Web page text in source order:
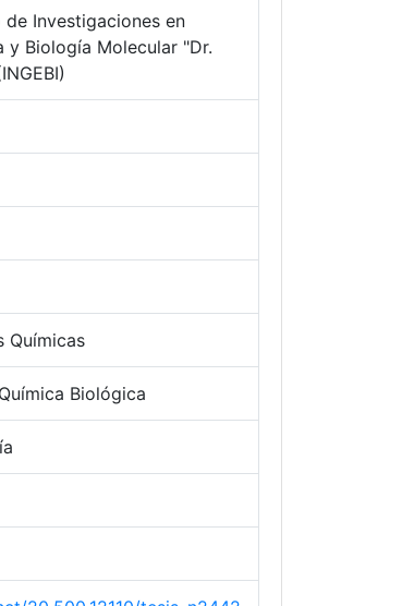
de Investigaciones en
y Biología Molecular "Dr.
Químicas
Biológica